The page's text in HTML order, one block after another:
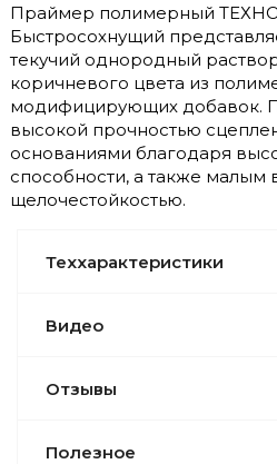
Праймер полимерный
Быстросохнущий
текучий однородный
коричневого цвета из
модифицирующих добавок.
высокой прочностью
основаниями благодаря
способности, а также
щелочестойкостью.
Теххарактеристики
Видео
Отзывы
Полезное